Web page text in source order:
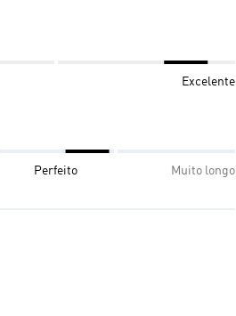
Excelente
Perfeito Muito longo